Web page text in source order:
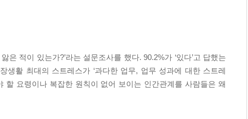
적이 있는가?’라는 설문조사를 했다. 90.2%가 ‘있다’고 답했는
생활 최대의 스트레스가 ‘과다한 업무, 업무 성과에 대한 스트레
할 요령이나 복잡한 원칙이 없어 보이는 인간관계를 사람들은 왜